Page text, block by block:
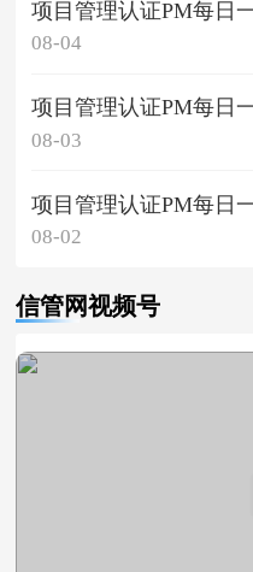
项目管理认证PM每日
08-04
项目管理认证PM每日
08-03
项目管理认证PM每日
08-02
信管网视频号